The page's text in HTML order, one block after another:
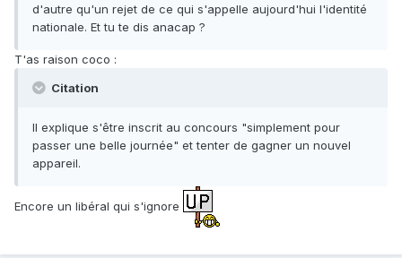
d'autre qu'un rejet de ce qui s'appelle aujourd'hui l'identité
nationale. Et tu te dis anacap ?
T'as raison coco :
Citation
Il explique s'être inscrit au concours "simplement pour
passer une belle journée" et tenter de gagner un nouvel
appareil.
Encore un libéral qui s'ignore